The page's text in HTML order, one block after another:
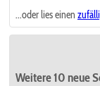
...oder lies einen
Weitere 10 neue